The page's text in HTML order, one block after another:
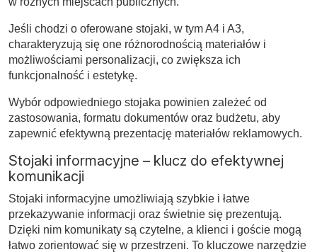
Jeśli chodzi o oferowane stojaki, w tym A4 i A3,
charakteryzują się one różnorodnością materiałów i
możliwościami personalizacji, co zwiększa ich
funkcjonalność i estetykę.
Wybór odpowiedniego stojaka powinien zależeć od
zastosowania, formatu dokumentów oraz budżetu, aby
zapewnić efektywną prezentację materiałów reklamowych.
Stojaki informacyjne – klucz do efektywnej
komunikacji
Stojaki informacyjne umożliwiają szybkie i łatwe
przekazywanie informacji oraz świetnie się prezentują.
Dzięki nim komunikaty są czytelne, a klienci i goście mogą
łatwo zorientować się w przestrzeni. To kluczowe narzędzie